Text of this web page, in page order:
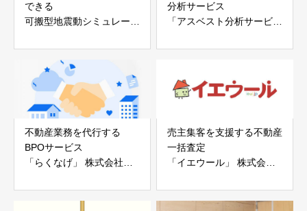
できる
可搬型地震動シミュレータ
白山工業株式会社
分析サービス
「アスベスト分析サービ
不動産業務を代行する
BPOサービス
「らくなげ」 株式会社い
売主集客を支援する不動産
一括査定
「イエウール」 株式会社